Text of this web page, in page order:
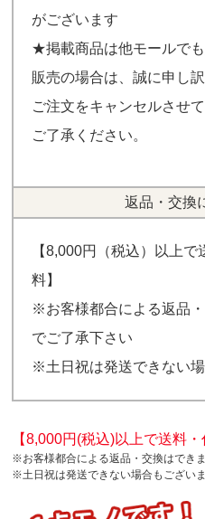
がございます
★掲載商品は他モールで
販売の場合は、誠に申し
ご注文をキャンセルさせ
ご了承ください。
返品・交換
【8,000円（税込）以上
料】
※お客様都合による返品
でご了承下さい
※土日祝は発送できない
【8,000円(税込)以上で送料
※お客様都合による返品・交換はでき
※土日祝は発送できない場合もござい